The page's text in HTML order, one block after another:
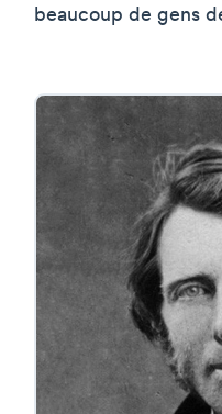
beaucoup de gens